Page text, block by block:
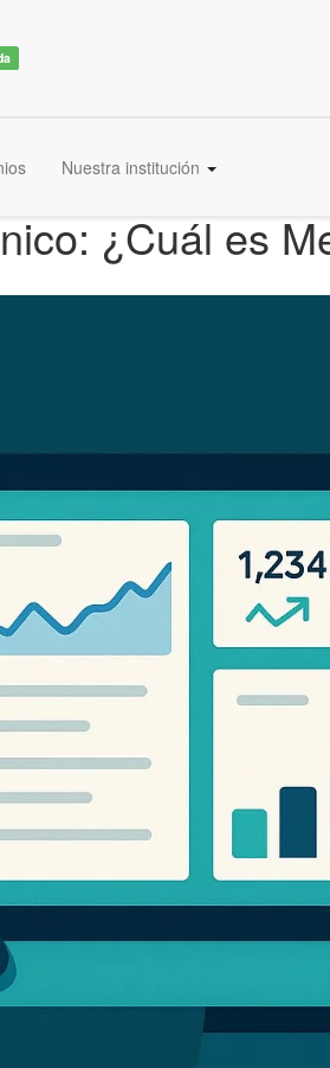
Nuestra institución
¿Cuál es